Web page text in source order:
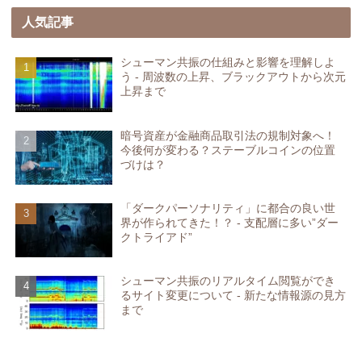
人気記事
シューマン共振の仕組みと影響を理解しよ
う - 周波数の上昇、ブラックアウトから次元
上昇まで
暗号資産が金融商品取引法の規制対象へ！
今後何が変わる？ステーブルコインの位置
づけは？
「ダークパーソナリティ」に都合の良い世
界が作られてきた！？ - 支配層に多い”ダー
クトライアド”
シューマン共振のリアルタイム閲覧ができ
るサイト変更について - 新たな情報源の見方
まで